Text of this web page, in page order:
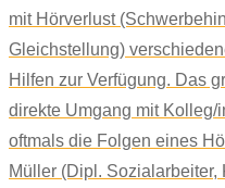
mit Hörverlust
Gleichstellung)
Hilfen zur Verfügung. Das
direkte Umgang mit Kolleg/
oftmals die Folgen eines
Müller (Dipl.